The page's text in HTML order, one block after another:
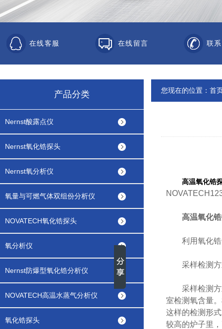
在线客服 在线留言 联
产品分类
Nernst酸露点仪
Nernst氧化锆探头
Nernst氧分析仪
氧量与可燃气体双组份分析仪
NOVATECH氧化锆探头
氧分析仪
Nernst防爆型氧化锆分析仪
NOVATECH高温水蒸气分析仪
氧化锆探头
您现在的位置： 首
高温氧化锆
高温氧化
利用氧化锆氧
采样检测方
采样检测方式
室检测氧含量
这样的检测形
较高的炉子里